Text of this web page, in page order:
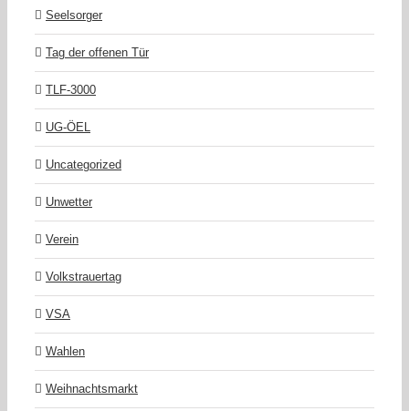
Seelsorger
Tag der offenen Tür
TLF-3000
UG-ÖEL
Uncategorized
Unwetter
Verein
Volkstrauertag
VSA
Wahlen
Weihnachtsmarkt